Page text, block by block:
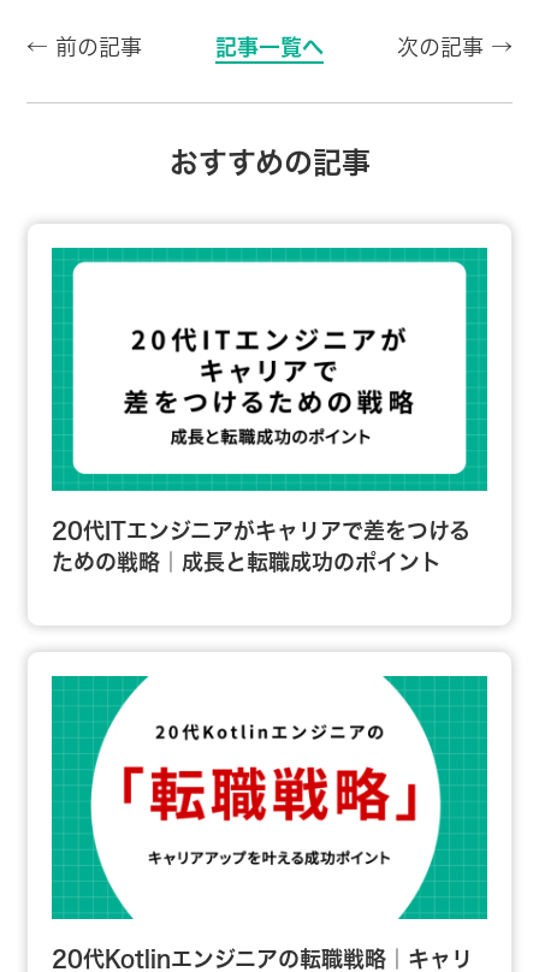
← 前の記事 記事一覧へ 次の記事 →
おすすめの記事
20代ITエンジニアがキャリアで差をつける
ための戦略｜成長と転職成功のポイント
20代Kotlinエンジニアの転職戦略｜キャリ